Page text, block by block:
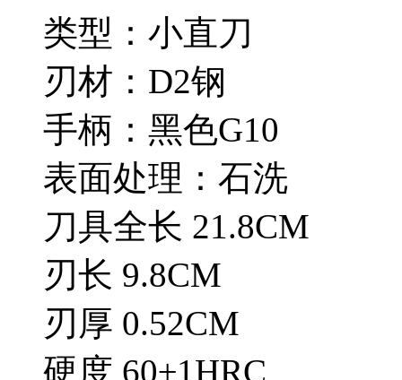
类型
刃材：D2钢
手柄：黑色G10
表面处
刀具全长 21.8CM
刃长 9.8CM
刃厚 0.52CM
硬度